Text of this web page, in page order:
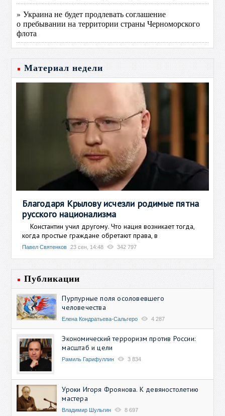
» Украина не будет продлевать соглашение
о пребывании на территории страны Черноморского
флота
Материал недели
Благодаря Крылову исчезли родимые пятна
русского национализма
Константин учил другому. Что нация возникает тогда,
когда простые граждане обретают права, в
Павел Святенков 23 сен, 14:48 342 797
Публикации
Пурпурные поля осоловевшего
человечества
Елена Кондратьева-Сальгеро 4 287
Экономический терроризм против России:
масштаб и цели
Рамиль Гарифуллин 3 834
Уроки Игоря Фроянова. К девяностолетию
мастера
Владимир Шульгин 8 697